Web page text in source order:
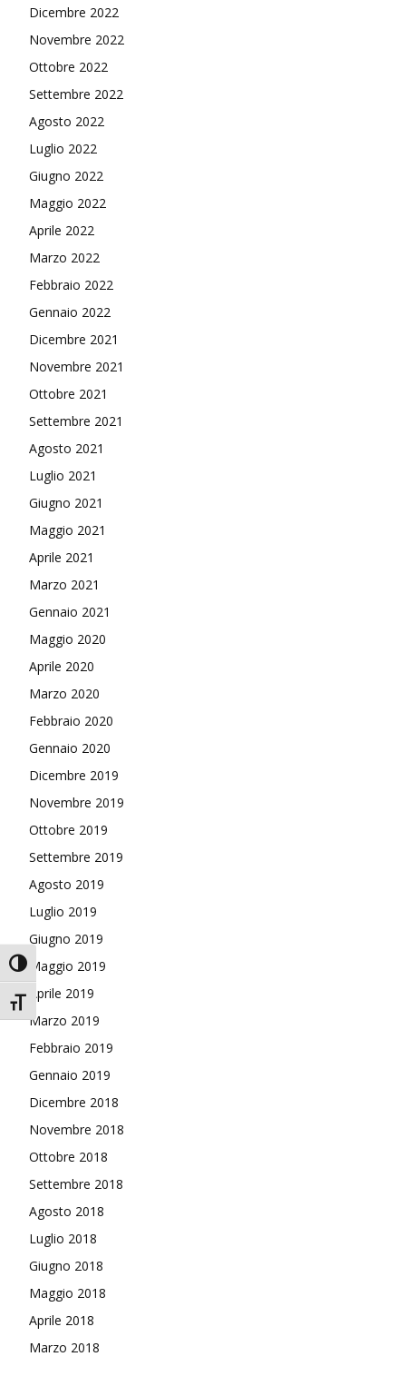
Attiva/disattiva alto contrasto
Attiva/disattiva dimensione testo
Dicembre 2022
Novembre 2022
Ottobre 2022
Settembre 2022
Agosto 2022
Luglio 2022
Giugno 2022
Maggio 2022
Aprile 2022
Marzo 2022
Febbraio 2022
Gennaio 2022
Dicembre 2021
Novembre 2021
Ottobre 2021
Settembre 2021
Agosto 2021
Luglio 2021
Giugno 2021
Maggio 2021
Aprile 2021
Marzo 2021
Gennaio 2021
Maggio 2020
Aprile 2020
Marzo 2020
Febbraio 2020
Gennaio 2020
Dicembre 2019
Novembre 2019
Ottobre 2019
Settembre 2019
Agosto 2019
Luglio 2019
Giugno 2019
Maggio 2019
Aprile 2019
Marzo 2019
Febbraio 2019
Gennaio 2019
Dicembre 2018
Novembre 2018
Ottobre 2018
Settembre 2018
Agosto 2018
Luglio 2018
Giugno 2018
Maggio 2018
Aprile 2018
Marzo 2018